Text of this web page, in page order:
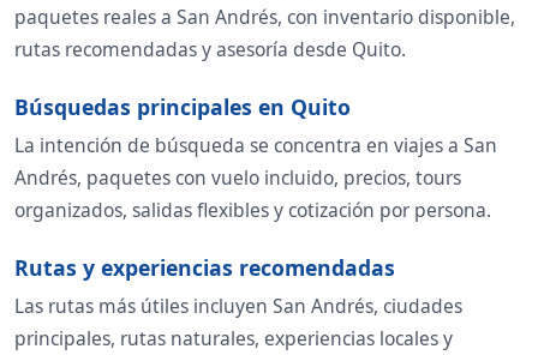
paquetes reales a San Andrés, con inventario disponible,
rutas recomendadas y asesoría desde Quito.
Búsquedas principales en Quito
La intención de búsqueda se concentra en viajes a San
Andrés, paquetes con vuelo incluido, precios, tours
organizados, salidas flexibles y cotización por persona.
Rutas y experiencias recomendadas
Las rutas más útiles incluyen San Andrés, ciudades
principales, rutas naturales, experiencias locales y